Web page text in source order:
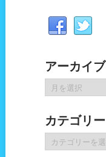
アーカイブ
ー
イ
ブ
カテゴリー
テ